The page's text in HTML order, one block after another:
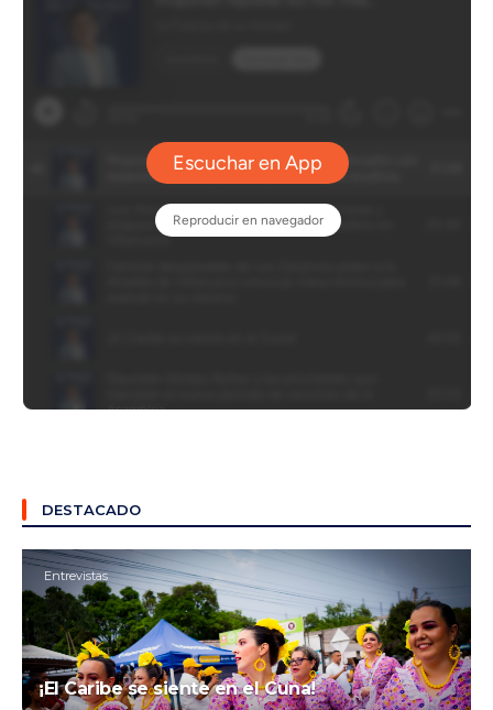
DESTACADO
Entrevistas
¡El Caribe se siente en el Cuna!